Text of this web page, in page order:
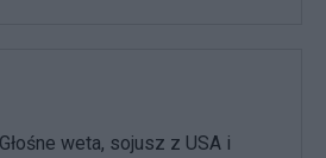
weta, sojusz z USA i